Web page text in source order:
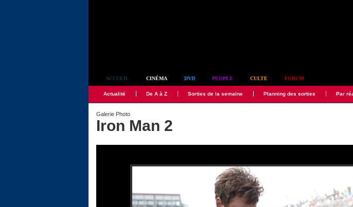
ACCUEIL CINÉMA DVD PEOPLE CULTE FORUM
Actualité De A à Z Sorties de la semaine Planning des sorties Par
Galerie Photo
Iron Man 2